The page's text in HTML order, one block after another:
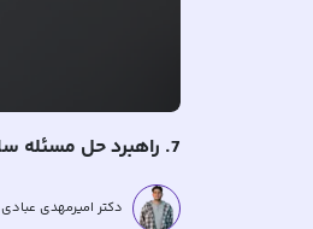
7. راهبرد حل مسئله ساده‌تر
دکتر امیرمهدی عبادی